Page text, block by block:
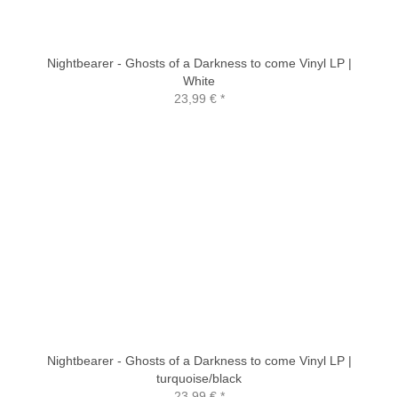
Nightbearer - Ghosts of a Darkness to come Vinyl LP |
White
23,99 €*
Nightbearer - Ghosts of a Darkness to come Vinyl LP |
turquoise/black